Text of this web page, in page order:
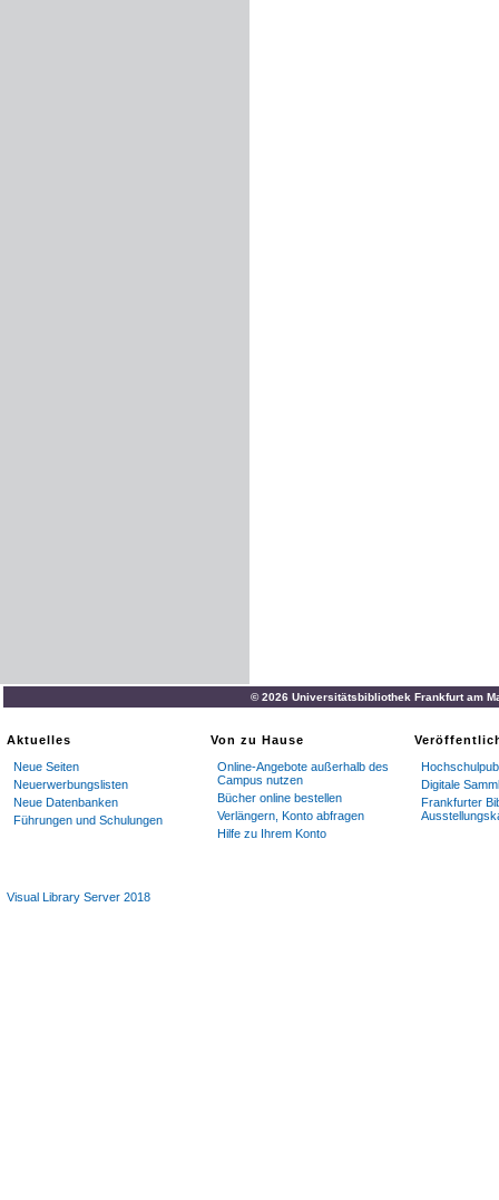
© 2026 Universitätsbibliothek Frankfurt am
Aktuelles
Neue Seiten
Neuerwerbungslisten
Neue Datenbanken
Führungen und Schulungen
Von zu Hause
Online-Angebote außerhalb des
Campus nutzen
Bücher online bestellen
Verlängern, Konto abfragen
Hilfe zu Ihrem Konto
Digitale
Frankfurter
Visual Library Server 2018